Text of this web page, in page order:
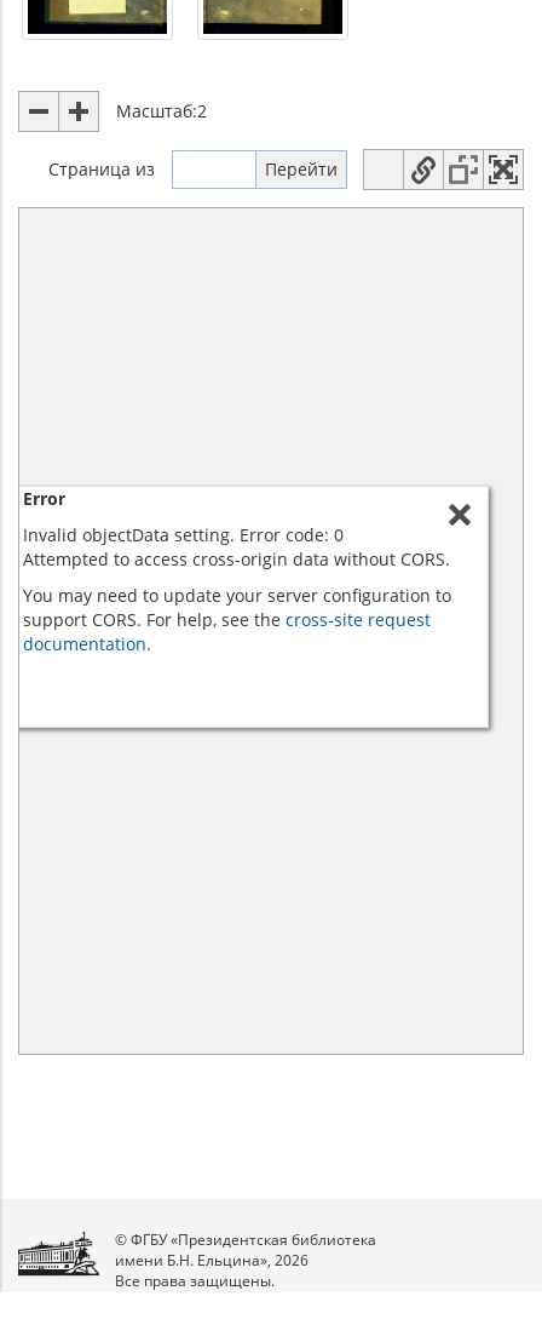
Масштаб:2
Страница из
Error
Invalid objectData setting. Error code: 0
Attempted to access cross-origin data without CORS.
You may need to update your server configuration to
support CORS. For help, see the cross-site request
documentation.
© ФГБУ «Президентская библиотека
имени Б.Н. Ельцина», 2026
Все права защищены.